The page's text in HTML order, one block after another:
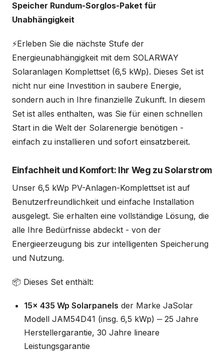
Speicher Rundum-Sorglos-Paket für
Unabhängigkeit
⚡Erleben Sie die nächste Stufe der
Energieunabhängigkeit mit dem SOLARWAY
Solaranlagen Komplettset (6,5 kWp). Dieses Set ist
nicht nur eine Investition in saubere Energie,
sondern auch in Ihre finanzielle Zukunft. In diesem
Set ist alles enthalten, was Sie für einen schnellen
Start in die Welt der Solarenergie benötigen -
einfach zu installieren und sofort einsatzbereit.
Einfachheit und Komfort: Ihr Weg zu Solarstrom
Unser 6,5 kWp PV-Anlagen-Komplettset ist auf
Benutzerfreundlichkeit und einfache Installation
ausgelegt. Sie erhalten eine vollständige Lösung, die
alle Ihre Bedürfnisse abdeckt - von der
Energieerzeugung bis zur intelligenten Speicherung
und Nutzung.
📦 Dieses Set enthält:
15x 435 Wp Solarpanels der Marke JaSolar
Modell JAM54D41 (insg. 6,5 kWp) ‒ 25 Jahre
Herstellergarantie, 30 Jahre lineare
Leistungsgarantie